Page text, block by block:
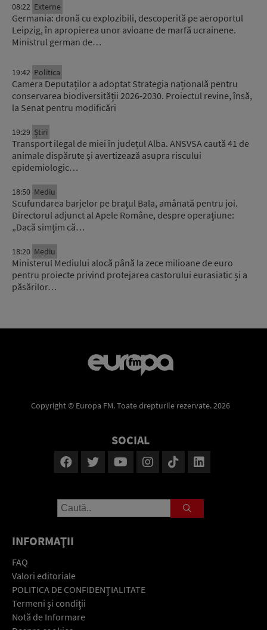
08:22 Externe
Germania: dronă cu explozibili, descoperită pe aeroportul
Leipzig, în apropierea unor avioane de marfă ucrainene.
Ministrul german de…
19:42 Politica
Camera Deputaților a adoptat Strategia națională pentru
conservarea biodiversității 2026-2030. Proiectul revine, însă,
la Senat pentru modificări
19:29 Știri
Transport ilegal de miei în județul Alba. ANSVSA caută 41 de
animale dispărute și avertizează asupra riscului
epidemiologic…
18:50 Mediu
Scufundarea barjelor pe brațul Bala, amânată pentru joi.
Directorul adjunct al Apele Române, despre operațiune:
„Dacă simțim că…
18:20 Mediu
Ministerul Mediului alocă până la zece milioane de euro
pentru proiecte privind protejarea castorului eurasiatic și a
păsărilor…
Copyright © Europa FM. Toate drepturile rezervate. 2026
SOCIAL
INFORMAŢII
FAQ
Valori editoriale
POLITICA DE CONFIDENŢIALITATE
Termeni şi condiţii
Notă de Informare